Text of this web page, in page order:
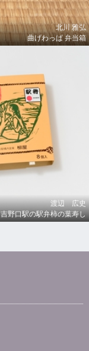
北川 雅弘
曲げわっぱ 弁当箱
渡辺 広史
吉野口駅の駅弁柿の葉寿し